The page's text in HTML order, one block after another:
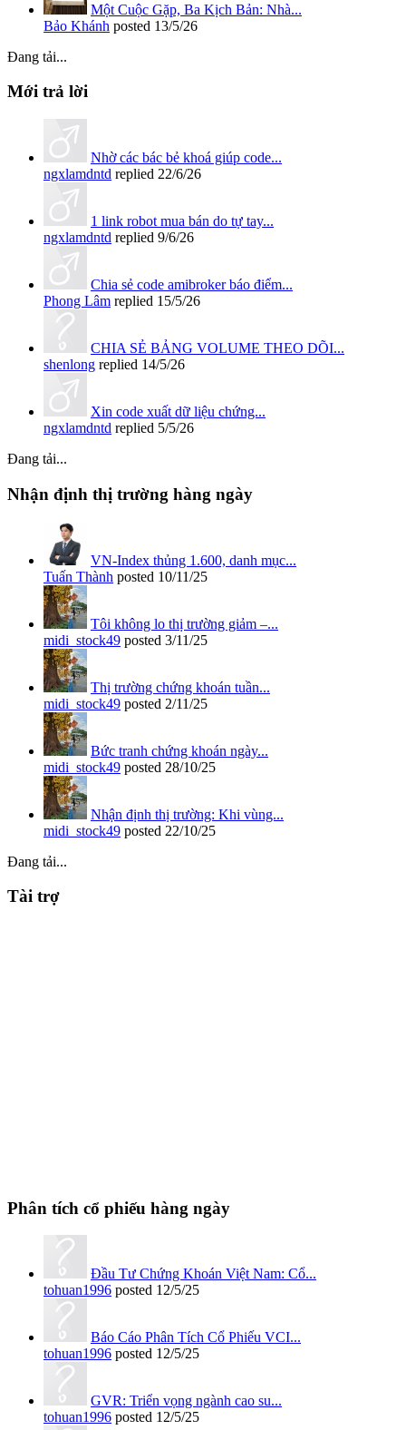
Một Cuộc Gặp, Ba Kịch Bản: Nhà...
Bảo Khánh posted 13/5/26
Đang tải...
Mới trả lời
Nhờ các bác bẻ khoá giúp code...
ngxlamdntd replied 22/6/26
1 link robot mua bán do tự tay...
ngxlamdntd replied 9/6/26
Chia sẻ code amibroker báo điểm...
Phong Lâm replied 15/5/26
CHIA SẺ BẢNG VOLUME THEO DÕI...
shenlong replied 14/5/26
Xin code xuất dữ liệu chứng...
ngxlamdntd replied 5/5/26
Đang tải...
Nhận định thị trường hàng ngày
VN-Index thủng 1.600, danh mục...
Tuấn Thành posted 10/11/25
Tôi không lo thị trường giảm –...
midi_stock49 posted 3/11/25
Thị trường chứng khoán tuần...
midi_stock49 posted 2/11/25
Bức tranh chứng khoán ngày...
midi_stock49 posted 28/10/25
Nhận định thị trường: Khi vùng...
midi_stock49 posted 22/10/25
Đang tải...
Tài trợ
Phân tích cổ phiếu hàng ngày
Đầu Tư Chứng Khoán Việt Nam: Cổ...
tohuan1996 posted 12/5/25
Báo Cáo Phân Tích Cổ Phiếu VCI...
tohuan1996 posted 12/5/25
GVR: Triển vọng ngành cao su...
tohuan1996 posted 12/5/25